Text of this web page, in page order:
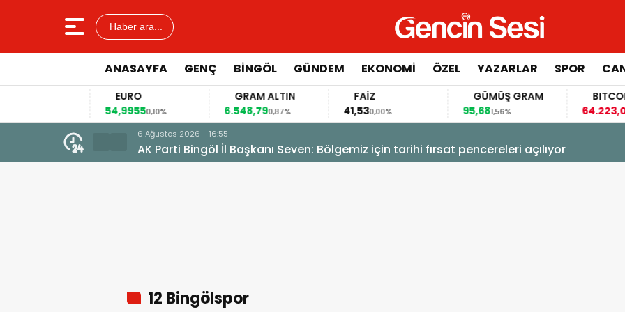
Haber ara...
ANASAYFA GENÇ BİNGÖL GÜNDEM EKONOMİ ÖZEL YAZARLAR SPOR
54,99550,10%
GRAM ALTIN
6.548,790,87% 0,00%
GÜMÜŞ GRAM
95,681,56%
BITCOIN
64.223,00-
6 Ağustos 2026 - 16:55
AK Parti Bingöl İl Başkanı Seven: Bölgemiz için tarihi fırsat pencereleri açılıyor
12 Bingölspor